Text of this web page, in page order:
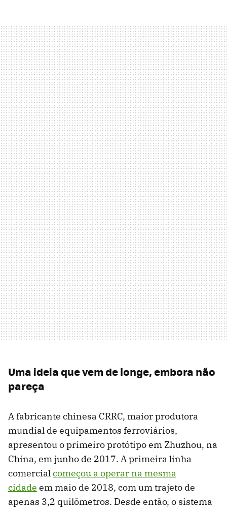
Uma ideia que vem de longe, embora não
pareça
A fabricante chinesa CRRC, maior produtora
mundial de equipamentos ferroviários,
apresentou o primeiro protótipo em Zhuzhou, na
China, em junho de 2017. A primeira linha
comercialcomeçou a operar na mesma
cidade em maio de 2018, com um trajeto de
apenas 3,2 quilômetros. Desde então, o sistema